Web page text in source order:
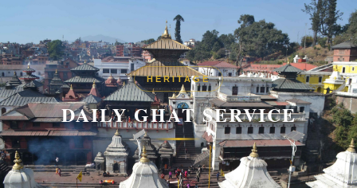
HERITAGE
DAILY GHAT SERVICE